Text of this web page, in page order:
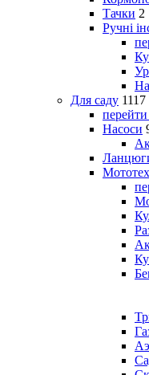
Тачки 2
Ручні
Для саду 1117
Насоси